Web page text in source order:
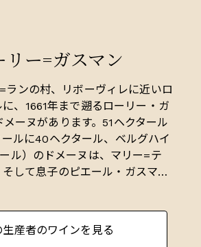
リー=ガスマン
ランの村、リボーヴィレに近いロ
、1661年まで遡るローリー・ガ
ーヌがあります。51ヘクタール
ールに40ヘクタール、ベルグハイ
ル）のドメーヌは、マリー=テ
そして息子のピエール・ガスマン
原則に従いつつ、一部除草剤も駆
ウの栽培を行い。生産量は年間平
生産者のワインを見る